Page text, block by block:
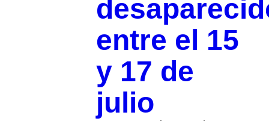
entre el 15
y 17 de
julio